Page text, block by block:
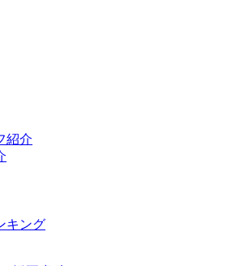
紹介
キング